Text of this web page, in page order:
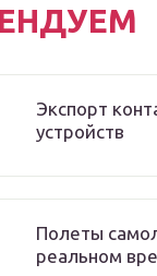
Экспорт
устройств
Полеты
реальном